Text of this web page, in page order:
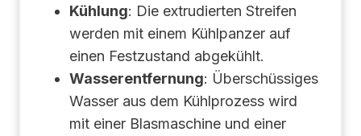
Kühlung: Die extrudierten Streifen
werden mit einem Kühlpanzer auf
einen Festzustand abgekühlt.
Wasserentfernung: Überschüssiges
Wasser aus dem Kühlprozess wird
mit einer Blasmaschine und einer